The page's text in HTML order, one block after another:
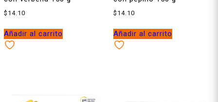
$ 14.10
Añadir al carrito
$ 14.10
Añadir al carrito